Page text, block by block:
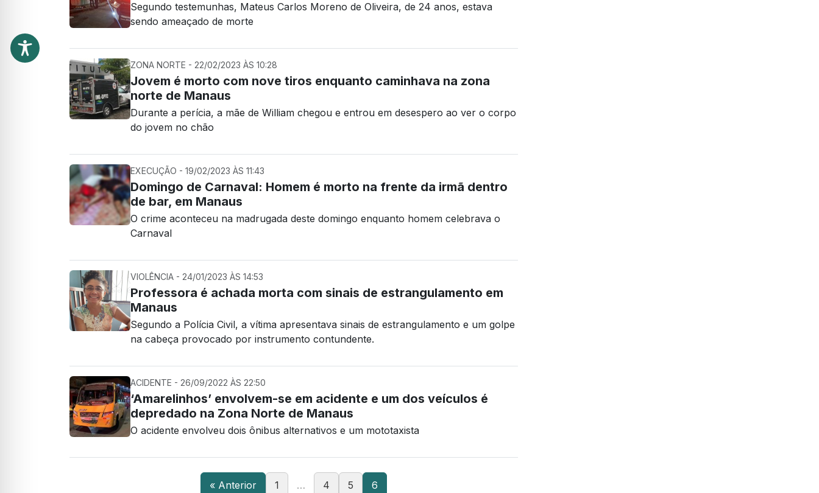
Segundo testemunhas, Mateus Carlos Moreno de Oliveira, de 24 anos, estava
sendo ameaçado de morte
ZONA NORTE - 22/02/2023 ÀS 10:28
Jovem é morto com nove tiros enquanto caminhava na zona
norte de Manaus
Durante a perícia, a mãe de William chegou e entrou em desespero ao ver o corpo
do jovem no chão
EXECUÇÃO - 19/02/2023 ÀS 11:43
Domingo de Carnaval: Homem é morto na frente da irmã dentro
de bar, em Manaus
O crime aconteceu na madrugada deste domingo enquanto homem celebrava o
Carnaval
VIOLÊNCIA - 24/01/2023 ÀS 14:53
Professora é achada morta com sinais de estrangulamento em
Manaus
Segundo a Polícia Civil, a vítima apresentava sinais de estrangulamento e um golpe
na cabeça provocado por instrumento contundente.
ACIDENTE - 26/09/2022 ÀS 22:50
‘Amarelinhos’ envolvem-se em acidente e um dos veículos é
depredado na Zona Norte de Manaus
O acidente envolveu dois ônibus alternativos e um mototaxista
« Anterior 1 … 4 5 6